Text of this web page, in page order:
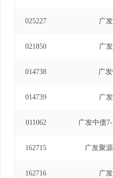
025227 广
021850 广
014738 广
014739 广
011062 广发中债
162715 广发聚
162716 广